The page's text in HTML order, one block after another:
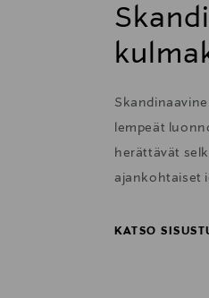
lempeät
herättävät
ajankohtaiset
KATSO